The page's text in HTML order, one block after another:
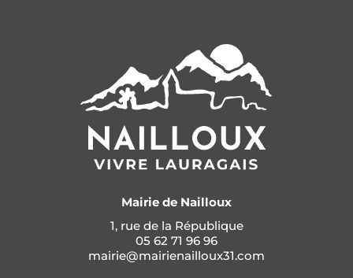
Mairie de Nailloux
1, rue de la République
05 62 71 96 96
mairie@mairienailloux31.com